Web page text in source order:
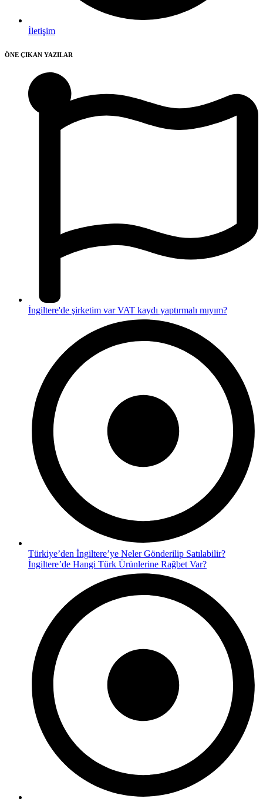
İletişim
ÖNE ÇIKAN YAZILAR
İngiltere'de şirketim var VAT kaydı yaptırmalı mıyım?
Türkiye’den İngiltere’ye Neler Gönderilip Satılabilir?
İngiltere’de Hangi Türk Ürünlerine Rağbet Var?